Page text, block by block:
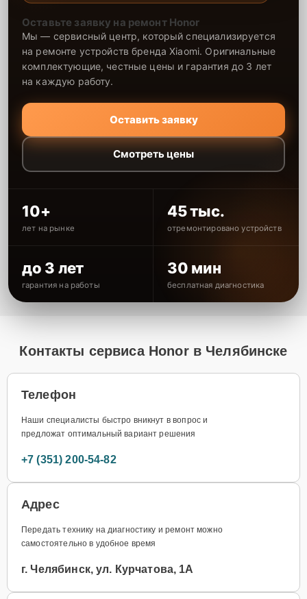
Оставьте заявку на ремонт Honor
Мы — сервисный центр, который специализируется
на ремонте устройств бренда Xiaomi. Оригинальные
комплектующие, честные цены и гарантия до 3 лет
на каждую работу.
Оставить заявку
Смотреть цены
10+
лет на рынке
45 тыс.
отремонтировано устройств
до 3 лет
гарантия на работы
30 мин
бесплатная диагностика
Контакты сервиса Honor в Челябинске
Телефон
Наши специалисты быстро вникнут в вопрос и
предложат оптимальный вариант решения
+7 (351) 200-54-82
Адрес
Передать технику на диагностику и ремонт можно
самостоятельно в удобное время
г. Челябинск, ул. Курчатова, 1А